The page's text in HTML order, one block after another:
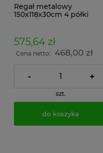
Regał metalowy
150x118x30cm 4 półki
dokumenty w archiwum i
do magazynu
575,64 zł
Cena netto: 468,00 zł
- +
szt.
do koszyka